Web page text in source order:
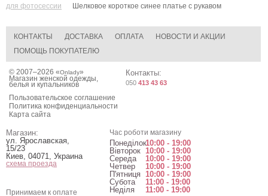
для фотосессии
Шелковое короткое синее платье с рукавом
КОНТАКТЫ ДОСТАВКА ОПЛАТА
НОВОСТИ И АКЦИИ
ПОМОЩЬ ПОКУПАТЕЛЮ
© 2007–2026 «Onlady»
Магазин женской одежды,
белья и купальников
Пользовательское соглашение
Политика конфиденциальности
Карта сайта
Контакты:
050 413 43 63
Магазин:
ул. Ярославская,
15/23
Киев 04071 Украина
схема проезда
Час роботи магазину
Понеділок10:00 - 19:00
Вівторок 10:00 - 19:00
Середа
10:00 - 19:00
Четвер
10:00 - 19:00
П'ятниця 10:00 - 19:00
Субота
11:00 - 19:00
Неділя
11:00 - 19:00
Принимаем к оплате